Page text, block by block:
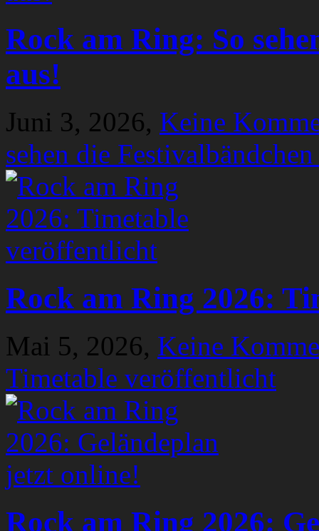
Rock am Ring: So
aus!
Juni 3, 2026, Keine
sehen die
Rock am Ring 2026:
Mai 5, 2026, Keine
Timetable veröffentlicht
Rock am Ring 2026: